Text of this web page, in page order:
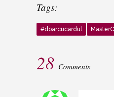
Tags:
#doarcucardul
28 Comments